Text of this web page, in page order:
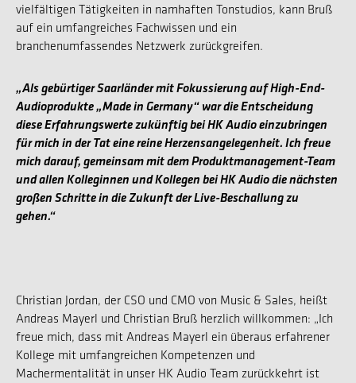
vielfältigen Tätigkeiten in namhaften Tonstudios, kann Bruß
auf ein umfangreiches Fachwissen und ein
branchenumfassendes Netzwerk zurückgreifen.
„Als gebürtiger Saarländer mit Fokussierung auf High-End-
Audioprodukte „Made in Germany“ war die Entscheidung
diese Erfahrungswerte zukünftig bei HK Audio einzubringen
für mich in der Tat eine reine Herzensangelegenheit. Ich freue
mich darauf, gemeinsam mit dem Produktmanagement-Team
und allen Kolleginnen und Kollegen bei HK Audio die nächsten
großen Schritte in die Zukunft der Live-Beschallung zu
gehen.“
Christian Jordan, der CSO und CMO von Music & Sales, heißt
Andreas Mayerl und Christian Bruß herzlich willkommen: „Ich
freue mich, dass mit Andreas Mayerl ein überaus erfahrener
Kollege mit umfangreichen Kompetenzen und
Machermentalität in unser HK Audio Team zurückkehrt ist